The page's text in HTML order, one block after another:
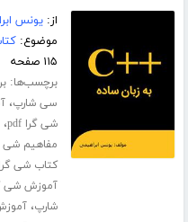
از:یونس
موضوع:
۱۱۵ صفحه
برچسب‌ها:
سی شارپ،
شی گرا pdf
،
مفاهیم شی
کتاب شی
آموزش شی
شارپ،